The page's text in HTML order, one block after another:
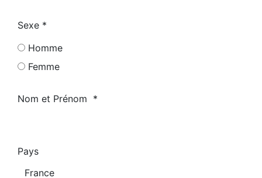
Sexe
Homme
Femme
Nom et Prénom
Pays